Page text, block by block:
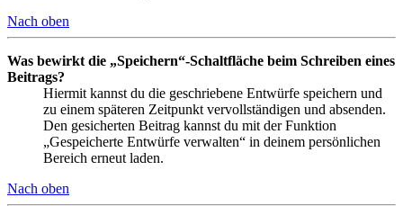
Nach oben
Was bewirkt die „Speichern“-Schaltfläche beim Schreiben eines
Beitrags?
Hiermit kannst du die geschriebene Entwürfe speichern und
zu einem späteren Zeitpunkt vervollständigen und absenden.
Den gesicherten Beitrag kannst du mit der Funktion
„Gespeicherte Entwürfe verwalten“ in deinem persönlichen
Bereich erneut laden.
Nach oben